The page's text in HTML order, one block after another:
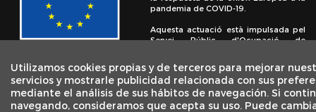
Utilizamos cookies propias y de terceros para mejorar
servicios y mostrarle publicidad relacionada con sus
mediante el análisis de sus hábitos de navegación. Si
navegando, consideramos que acepta su uso. Puede
pandemia de COVID-19.
Aquesta actuació està impulsada pel
Servei Públic d'Ocupació de
resposta de la Unió Europea a la
pandèmia de COVID-19.